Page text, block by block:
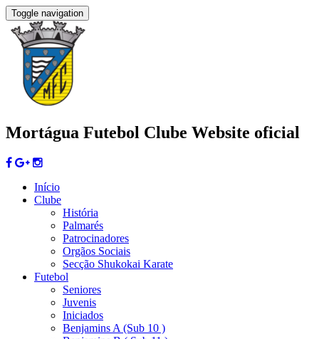
Toggle navigation
Mortágua Futebol Clube Website oficial
Início
Clube
História
Palmarés
Patrocinadores
Orgãos Sociais
Secção Shukokai Karate
Futebol
Seniores
Juvenis
Iniciados
Benjamins A (Sub 10 )